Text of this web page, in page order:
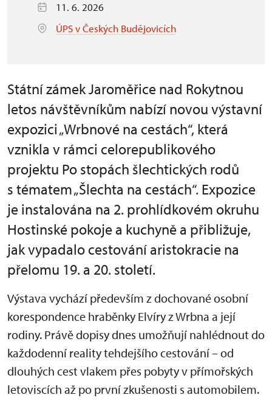
11. 6. 2026
ÚPS v Českých Budějovicích
Státní zámek Jaroměřice nad Rokytnou
letos návštěvníkům nabízí novou výstavní
expozici „Wrbnové na cestách“, která
vznikla v rámci celorepublikového
projektu Po stopách šlechtických rodů
s tématem „Šlechta na cestách“. Expozice
je instalována na 2. prohlídkovém okruhu
Hostinské pokoje a kuchyně a přibližuje,
jak vypadalo cestování aristokracie na
přelomu 19. a 20. století.
Výstava vychází především z dochované osobní
korespondence hraběnky Elvíry z Wrbna a její
rodiny. Právě dopisy dnes umožňují nahlédnout do
každodenní reality tehdejšího cestování – od
dlouhých cest vlakem přes pobyty v přímořských
letoviscích až po první zkušenosti s automobilem.